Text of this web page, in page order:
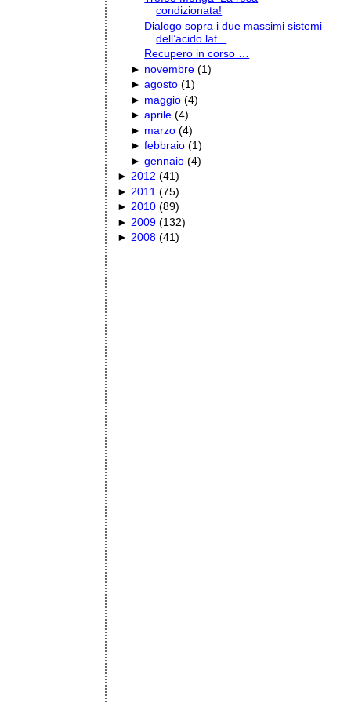
condizionata!
Dialogo sopra i due massimi sistemi
dell’acido lat...
Recupero in corso …
► novembre (1)
►agosto (1)
► maggio (4)
►aprile (4)
► marzo (4)
►febbraio (1)
►gennaio (4)
►2012 (41)
► 2011 (75)
►2010 (89)
► 2009 (132)
►2008 (41)